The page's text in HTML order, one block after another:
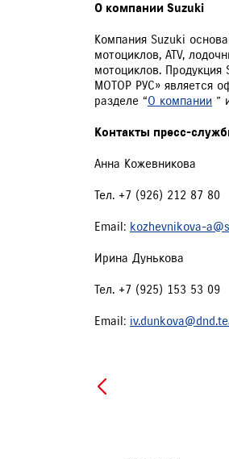
О компании Suzuki
Компания Suzuki
мотоциклов, ATV,
мотоциклов.
МОТОР РУС» является
разделе “О компании ”
Контакты пресс-
Анна Кожевникова
Тел. +7 (926) 212 87 80
Email: kozhevnikova-
Ирина Дунькова
Тел. +7 (925) 153 53 09
Email: